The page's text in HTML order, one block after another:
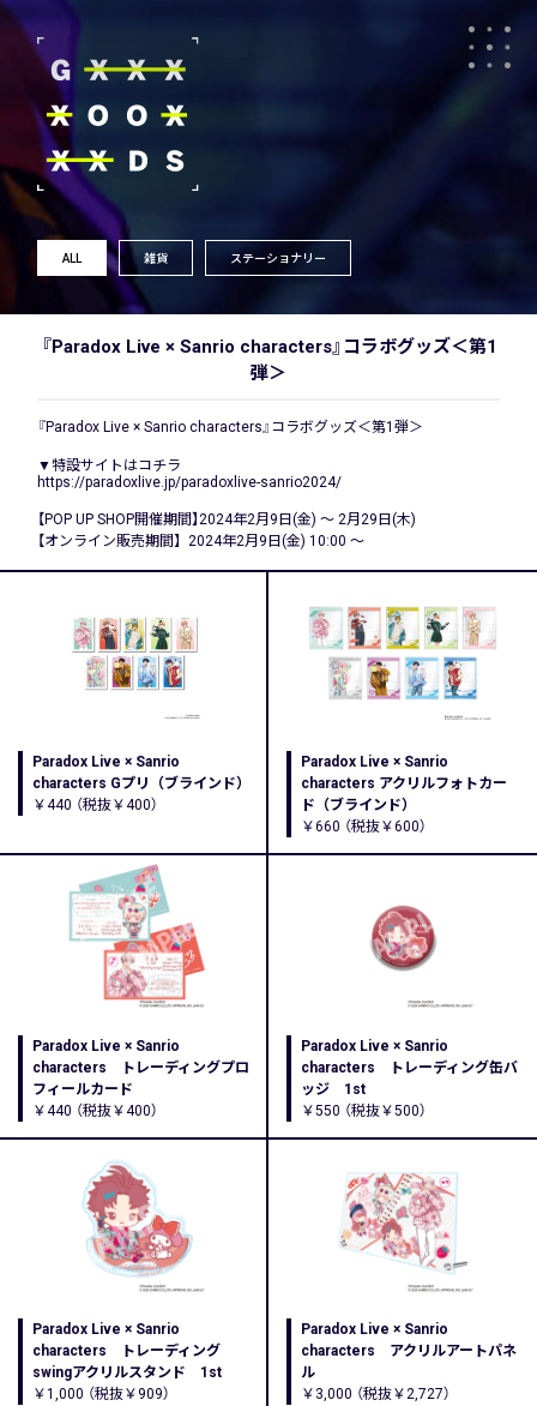
ALL 雑貨 ステーショナリー
『Paradox Live × Sanrio characters』コラボグッズ＜第1
弾＞
『Paradox Live × Sanrio characters』コラボグッズ＜第1弾＞
▼特設サイトはコチラ
https://paradoxlive.jp/paradoxlive-sanrio2024/
【POP UP SHOP開催期間】2024年2月9日(金) ～ 2月29日(木)
【オンライン販売期間】2024年2月9日(金) 10:00 ～
Paradox Live × Sanrio
characters Gプリ（ブラインド）
￥440 （税抜￥400）
Paradox Live × Sanrio
characters アクリルフォトカー
ド（ブラインド）
￥660 （税抜￥600）
Paradox Live × Sanrio
characters トレーディングプロ
フィールカード
￥440 （税抜￥400）
Paradox Live × Sanrio
characters トレーディング缶バ
ッジ 1st
￥550 （税抜￥500）
Paradox Live × Sanrio
characters トレーディング
swingアクリルスタンド 1st
￥1,000 （税抜￥909）
Paradox Live × Sanrio
characters アクリルアートパネ
ル
￥3,000 （税抜￥2,727）